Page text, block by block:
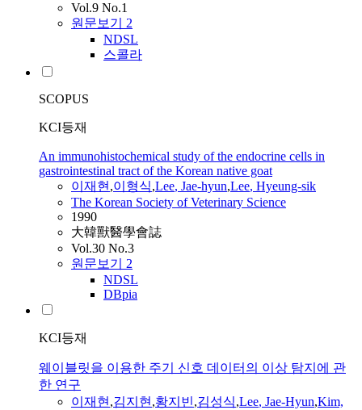
Vol.9 No.1
원문보기 2
NDSL
스콜라
SCOPUS
KCI등재
An immunohistochemical study of the endocrine cells in
gastrointestinal tract of the Korean native goat
이재현,이형식,Lee, Jae-hyun,Lee, Hyeung-sik
The Korean Society of Veterinary Science
1990
大韓獸醫學會誌
Vol.30 No.3
원문보기 2
NDSL
DBpia
KCI등재
웨이블릿을 이용한 주기 신호 데이터의 이상 탐지에 관
한 연구
이재현,김지현,황지빈,김성식,Lee, Jae-Hyun,Kim,